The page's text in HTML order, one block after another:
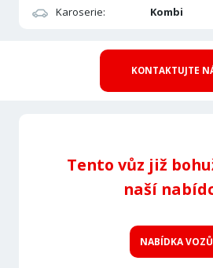
Karoserie:
Kombi
KONTAKTUJTE
Tento vůz již
naší
NABÍDKA VOZŮ